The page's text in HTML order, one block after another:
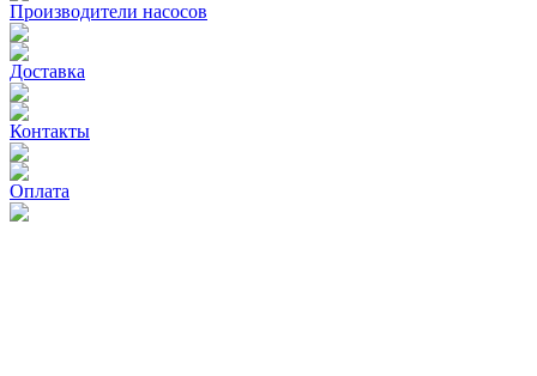
Производители насосов
Доставка
Контакты
Оплата